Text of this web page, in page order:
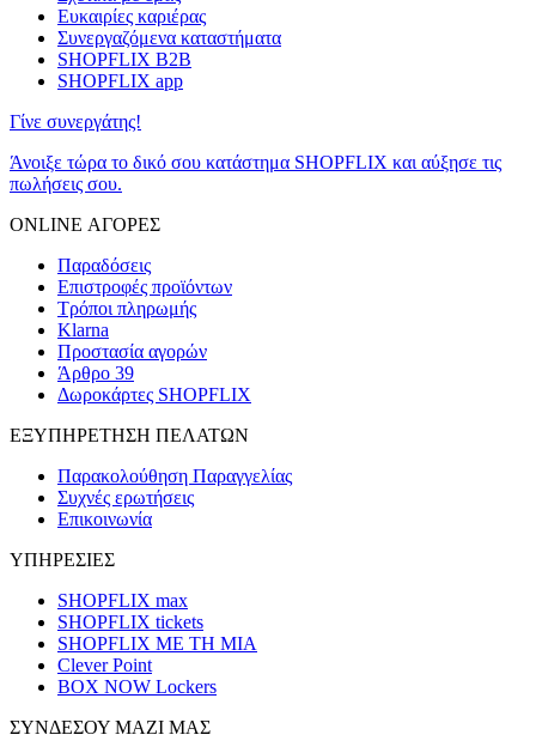
Ευκαιρίες καριέρας
Συνεργαζόμενα καταστήματα
SHOPFLIX B2B
SHOPFLIX app
Γίνε συνεργάτης!
Άνοιξε τώρα το δικό σου κατάστημα SHOPFLIX και αύξησε τις
πωλήσεις σου.
ONLINE ΑΓΟΡΕΣ
Παραδόσεις
Επιστροφές προϊόντων
Τρόποι πληρωμής
Klarna
Προστασία αγορών
Άρθρο 39
Δωροκάρτες SHOPFLIX
ΕΞΥΠΗΡΕΤΗΣΗ ΠΕΛΑΤΩΝ
Παρακολούθηση Παραγγελίας
Συχνές ερωτήσεις
Επικοινωνία
ΥΠΗΡΕΣΙΕΣ
SHOPFLIX max
SHOPFLIX tickets
SHOPFLIX ΜΕ ΤΗ ΜΙΑ
Clever Point
BOX NOW Lockers
ΣΥΝΔΕΣΟΥ ΜΑΖΙ ΜΑΣ